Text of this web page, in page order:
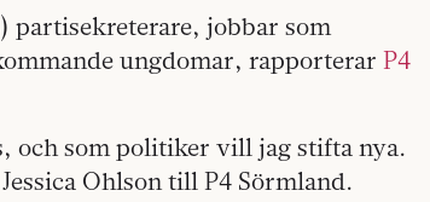
partisekreterare, jobbar som
ungdomar, rapporterar P4
och som politiker vill jag stifta nya.
Ohlson till P4 Sörmland.